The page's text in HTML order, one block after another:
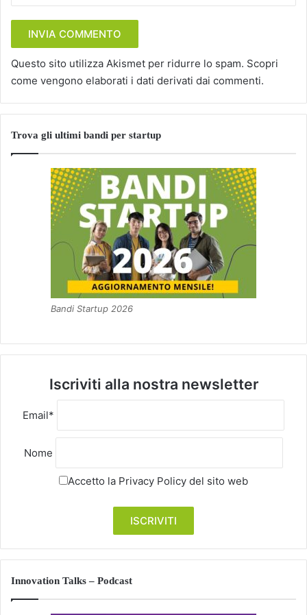
Questo sito utilizza Akismet per ridurre lo spam. Scopri
come vengono elaborati i dati derivati dai commenti.
Trova gli ultimi bandi per startup
Bandi Startup 2026
Iscriviti alla nostra newsletter
Email*
Nome
Accetto la Privacy Policy del sito web
Innovation Talks – Podcast